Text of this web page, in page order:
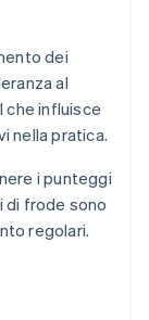
dei
al
che influisce
nella pratica.
i punteggi
di frode sono
regolari.